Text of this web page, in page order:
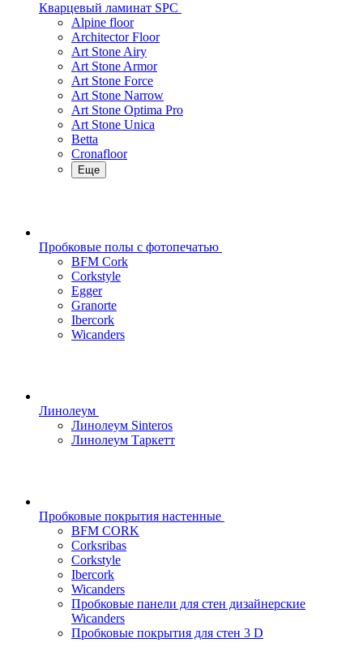
Кварцевый ламинат SPC
Alpine floor
Architector Floor
Art Stone Airy
Art Stone Armor
Art Stone Force
Art Stone Narrow
Art Stone Optima Pro
Art Stone Unica
Betta
Cronafloor
Еще
Пробковые полы с фотопечатью
BFM Cork
Corkstyle
Egger
Granorte
Ibercork
Wicanders
Линолеум
Линолеум Sinteros
Линолеум Таркетт
Пробковые покрытия настенные
BFM CORK
Corksribas
Corkstyle
Ibercork
Wicanders
Пробковые панели для стен дизайнерские
Wicanders
Пробковые покрытия для стен 3 D